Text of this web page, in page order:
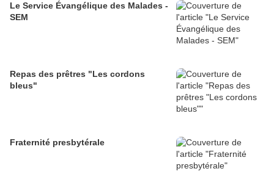
Le Service Évangélique des Malades -
SEM
Repas des prêtres "Les cordons
bleus"
Fraternité presbytérale